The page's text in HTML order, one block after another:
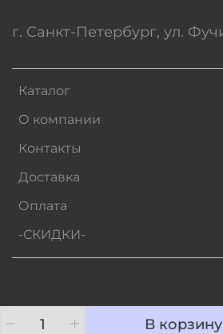
В корзину
Каталог
О компании
Контакты
Доставка
Оплата
-СКИДКИ-
г. Санкт-Петербург, ул.